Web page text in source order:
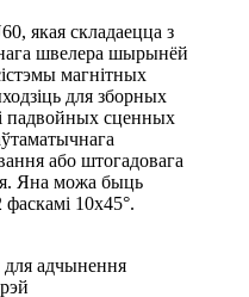
якая складаецца з
швелера шырынёй
магнітных
для зборных
падвойных сценных
або штогадовага
Яна можа быць
фаскамі 10x45°.